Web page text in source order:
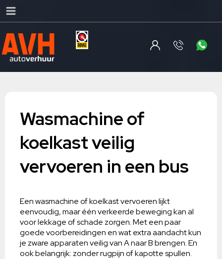
Wasmachine of
koelkast veilig
vervoeren in een bus
Een wasmachine of koelkast vervoeren lijkt
eenvoudig, maar één verkeerde beweging kan al
voor lekkage of schade zorgen. Met een paar
goede voorbereidingen en wat extra aandacht kun
je zware apparaten veilig van A naar B brengen. En
ook belangrijk: zonder rugpijn of kapotte spullen.